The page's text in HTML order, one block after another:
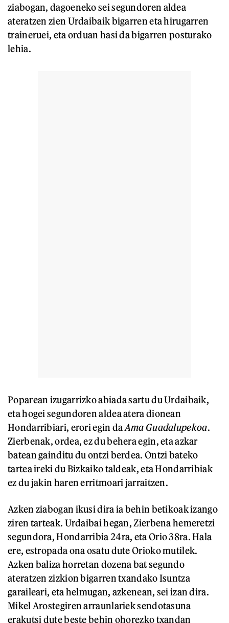
ziabogan, dagoeneko sei segundoren aldea
ateratzen zien Urdaibaik bigarren eta hirugarren
traineruei, eta orduan hasi da bigarren posturako
lehia.
Poparean izugarrizko abiada sartu du Urdaibaik,
eta hogei segundoren aldea atera dionean
Hondarribiari, erori egin daAma Guadalupekoa.
Zierbenak, ordea, ez du behera egin, eta azkar
batean gainditu du ontzi berdea. Ontzi bateko
tartea ireki du Bizkaiko taldeak, eta Hondarribiak
ez du jakin haren erritmoari jarraitzen.
Azken ziabogan ikusi dira ia behin betikoak izango
ziren tarteak. Urdaibai hegan, Zierbena hemeretzi
segundora, Hondarribia 24ra, eta Orio 38ra. Hala
ere, estropada ona osatu dute Orioko mutilek.
Azken baliza horretan dozena bat segundo
ateratzen zizkion bigarren txandako Isuntza
garaileari, eta helmugan, azkenean, sei izan dira.
Mikel Arostegiren arraunlariek sendotasuna
erakutsi dute beste behin ohorezko txandan